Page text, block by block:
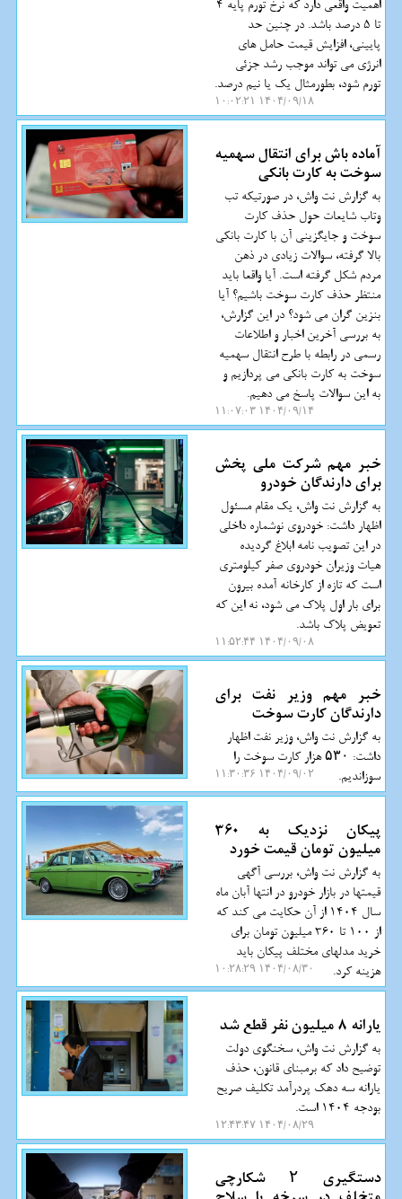
اهمیت واقعی دارد که نرخ تورم پایه 4
تا 5 درصد باشد. در چنین حد
پایینی، افزایش قیمت حامل های
انرژی می تواند موجب رشد جزئی
تورم شود، بطورمثال یک یا نیم درصد.
۱۴۰۴/۰۹/۱۸ ۱۰:۰۲:۲۱
آماده باش برای انتقال سهمیه
سوخت به کارت بانکی
به گزارش نت واش، در صورتیکه تب
وتاب شایعات حول حذف کارت
سوخت و جایگزینی آن با کارت بانکی
بالا گرفته، سوالات زیادی در ذهن
مردم شکل گرفته است. آیا واقعا باید
منتظر حذف کارت سوخت باشیم؟ آیا
بنزین گران می شود؟ در این گزارش،
به بررسی آخرین اخبار و اطلاعات
رسمی در رابطه با طرح انتقال سهمیه
سوخت به کارت بانکی می پردازیم و
به این سوالات پاسخ می دهیم.
۱۴۰۴/۰۹/۱۴ ۱۱:۰۷:۰۳
خبر مهم شرکت ملی پخش
برای دارندگان خودرو
به گزارش نت واش، یک مقام مسئول
اظهار داشت: خودروی نوشماره داخلی
در این تصویب نامه ابلاغ گردیده
هیات وزیران خودروی صفر کیلومتری
است که تازه از کارخانه آمده بیرون
برای بار اول پلاک می شود، نه این که
تعویض پلاک باشد.
۱۴۰۴/۰۹/۰۸ ۱۱:۵۲:۴۴
خبر مهم وزیر نفت برای
دارندگان کارت سوخت
به گزارش نت واش، وزیر نفت اظهار
داشت: ۵۳۰ هزار کارت سوخت را
سوزاندیم.
۱۴۰۴/۰۹/۰۲ ۱۱:۳۰:۳۶
پیکان نزدیک به 360
میلیون تومان قیمت خورد
به گزارش نت واش، بررسی آگهی
قیمتها در بازار خودرو در انتها آبان ماه
سال 1404 از آن حکایت می کند که
از 100 تا 360 میلیون تومان برای
خرید مدلهای مختلف پیکان باید
هزینه کرد.
۱۴۰۴/۰۸/۳۰ ۱۰:۲۸:۲۹
یارانه 8 میلیون نفر قطع شد
به گزارش نت واش، سخنگوی دولت
توضیح داد که برمبنای قانون، حذف
یارانه سه دهک پردرآمد تکلیف صریح
بودجه 1404 است.
۱۴۰۴/۰۸/۲۹ ۱۲:۴۳:۴۷
دستگیری ۲ شکارچی